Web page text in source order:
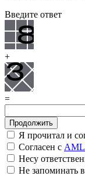
Введите ответ
+
=
Я прочитал и
Согласен с
Несу
Не запоминать